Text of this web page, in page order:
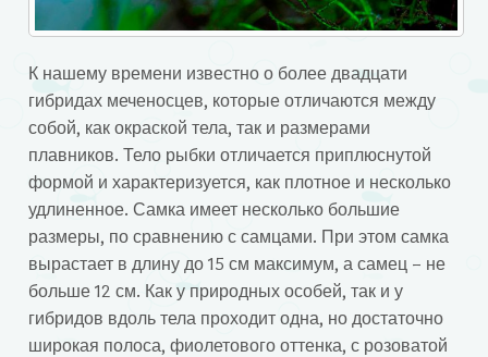
К нашему времени известно о более двадцати
гибридах меченосцев, которые отличаются между
собой, как окраской тела, так и размерами
плавников. Тело рыбки отличается приплюснутой
формой и характеризуется, как плотное и несколько
удлиненное. Самка имеет несколько большие
размеры, по сравнению с самцами. При этом самка
вырастает в длину до 15 см максимум, а самец – не
больше 12 см. Как у природных особей, так и у
гибридов вдоль тела проходит одна, но достаточно
широкая полоса, фиолетового оттенка, с розоватой